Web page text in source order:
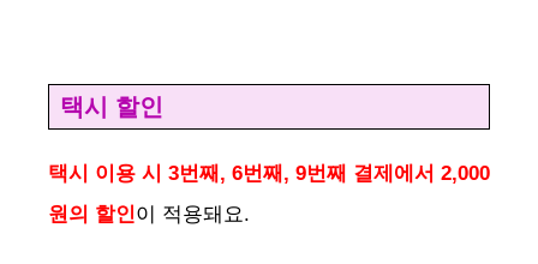
택시 할인
택시 이용 시 3번째, 6번째, 9번째 결제에서 2,000
원의 할인이 적용돼요.